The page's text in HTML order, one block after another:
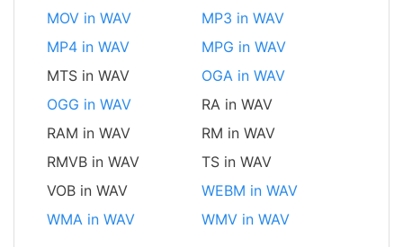
MOV in WAV
MP3 in WAV
MP4 in WAV
MPG in WAV
MTS in WAV
OGA in WAV
OGG in WAV
RA in WAV
RAM in WAV
RM in WAV
RMVB in WAV
TS in WAV
VOB in WAV
WEBM in WAV
WMA in WAV
WMV in WAV